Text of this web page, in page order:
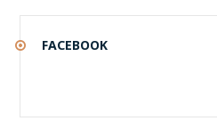
FACEBOOK